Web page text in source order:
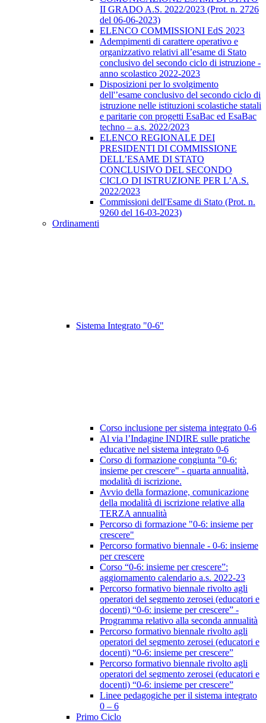
II GRADO A.S. 2022/2023 (Prot. n. 2726
del 06-06-2023)
ELENCO COMMISSIONI EdS 2023
Adempimenti di carattere operativo e
organizzativo relativi all’esame di Stato
conclusivo del secondo ciclo di istruzione -
anno scolastico 2022-2023
Disposizioni per lo svolgimento
dell'’esame conclusivo del secondo ciclo di
istruzione nelle istituzioni scolastiche statali
e paritarie con progetti EsaBac ed EsaBac
techno – a.s. 2022/2023
ELENCO REGIONALE DEI
PRESIDENTI DI COMMISSIONE
DELL’ESAME DI STATO
CONCLUSIVO DEL SECONDO
CICLO DI ISTRUZIONE PER L’A.S.
2022/2023
Commissioni dell'Esame di Stato (Prot. n.
9260 del 16-03-2023)
Ordinamenti
Sistema Integrato "0-6"
Corso inclusione per sistema integrato 0-6
Al via l’Indagine INDIRE sulle pratiche
educative nel sistema integrato 0-6
Corso di formazione congiunta "0-6:
insieme per crescere" - quarta annualità,
modalità di iscrizione.
Avvio della formazione, comunicazione
della modalità di iscrizione relative alla
TERZA annualità
Percorso di formazione "0-6: insieme per
crescere"
Percorso formativo biennale - 0-6: insieme
per crescere
Corso “0-6: insieme per crescere”:
aggiornamento calendario a.s. 2022-23
Percorso formativo biennale rivolto agli
operatori del segmento zerosei (educatori e
docenti) “0-6: insieme per crescere” -
Programma relativo alla seconda annualità
Percorso formativo biennale rivolto agli
operatori del segmento zerosei (educatori e
docenti) “0-6: insieme per crescere”
Percorso formativo biennale rivolto agli
operatori del segmento zerosei (educatori e
docenti) “0-6: insieme per crescere”
Linee pedagogiche per il sistema integrato
0 – 6
Primo Ciclo